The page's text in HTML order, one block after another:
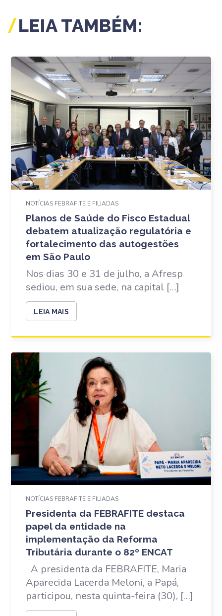
LEIA TAMBÉM:
NOTÍCIAS FEBRAFITE E FILIADAS
Planos de Saúde do Fisco Estadual
debatem atualização regulatória e
fortalecimento das autogestões
em São Paulo
Nos dias 30 e 31 de julho, a Afresp
sediou, em sua sede, na capital […]
LEIA MAIS
NOTÍCIAS FEBRAFITE E FILIADAS
Presidenta da FEBRAFITE destaca
papel da entidade na
implementação da Reforma
Tributária durante o 82º ENCAT
A presidenta da FEBRAFITE, Maria
Aparecida Lacerda Meloni, a Papá,
participou, nesta quinta-feira (30), […]